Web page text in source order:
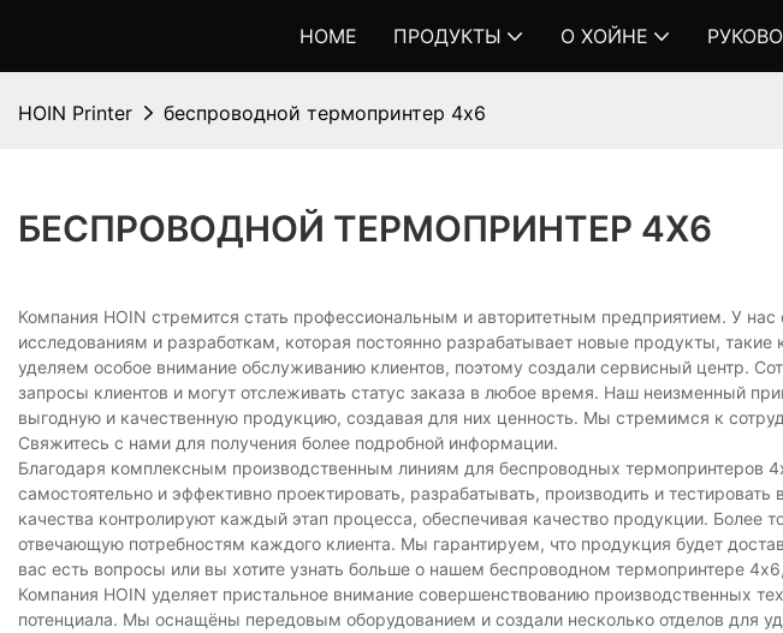
HOME ПРОДУКТЫ О ХОЙНЕ
HOIN Printer беспроводной термопринтер 4x6
БЕСПРОВОДНОЙ ТЕРМОПРИНТЕР 4X6
Компания HOIN стремится стать профессиональным и авторитетным предприятием. У
исследованиям и разработкам, которая постоянно разрабатывает новые продукты,
уделяем особое внимание обслуживанию клиентов, поэтому создали сервисный центр.
запросы клиентов и могут отслеживать статус заказа в любое время. Наш неизменный
выгодную и качественную продукцию, создавая для них ценность. Мы стремимся к
Свяжитесь с нами для получения более подробной информации.
Благодаря комплексным производственным линиям для беспроводных
самостоятельно и эффективно проектировать, разрабатывать, производить и
качества контролируют каждый этап процесса, обеспечивая качество продукции.
отвечающую потребностям каждого клиента. Мы гарантируем, что продукция будет
вас есть вопросы или вы хотите узнать больше о нашем беспроводном термопринтере
Компания HOIN уделяет пристальное внимание совершенствованию производственных
потенциала. Мы оснащёны передовым оборудованием и создали несколько отделов для